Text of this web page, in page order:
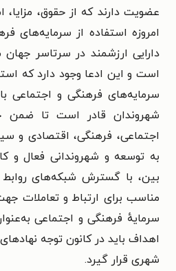
عضویت دارند که از حقوق، مزایا،
امروزه استفاده از سرمایه‌های
دارایی ارزشمند در سرتاسر جهان
است و این ادعا وجود دارد که
سرمایه‌های فرهنگی و اجتماعی
شهروندان قادر است تا ضمن
اجتماعی، فرهنگی، اقتصادی و
به توسعه و شهروندانی فعال و
بین، با گسترش شبکه‌های روابط
مناسب برای ارتباط و تعاملات
سرمایهٔ فرهنگی و اجتماعی
اهداف باید در کانون توجه
شهری قرار گیرد.